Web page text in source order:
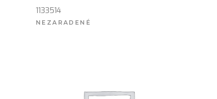
1133514
NEZARADENÉ